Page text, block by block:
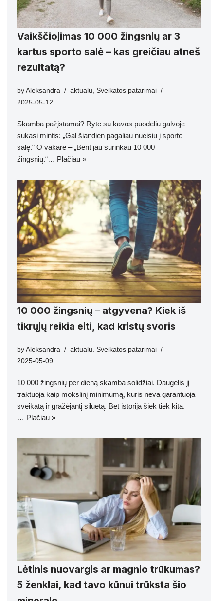
Vaikščiojimas 10 000 žingsnių ar 3
kartus sporto salė – kas greičiau atneš
rezultatą?
by Aleksandra aktualu, Sveikatos patarimai
2025-05-12
Skamba pažįstamai? Ryte su kavos puodeliu galvoje
sukasi mintis: „Gal šiandien pagaliau nueisiu į sporto
salę.“ O vakare – „Bent jau surinkau 10 000
žingsnių.“… Plačiau »
10 000 žingsnių – atgyvena? Kiek iš
tikrųjų reikia eiti, kad kristų svoris
by Aleksandra aktualu, Sveikatos patarimai
2025-05-09
10 000 žingsnių per dieną skamba solidžiai. Daugelis jį
traktuoja kaip mokslinį minimumą, kuris neva garantuoja
sveikatą ir gražėjantį siluetą. Bet istorija šiek tiek kita.
… Plačiau »
Lėtinis nuovargis ar magnio trūkumas?
5 ženklai, kad tavo kūnui trūksta šio